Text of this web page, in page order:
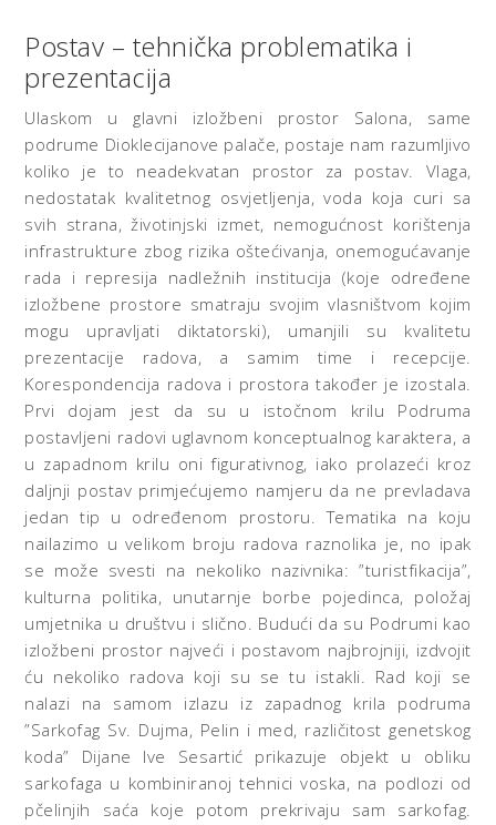
Postav – tehnička problematika i
prezentacija
Ulaskom u glavni izložbeni prostor Salona, same
podrume Dioklecijanove palače, postaje nam razumljivo
koliko je to neadekvatan prostor za postav. Vlaga,
nedostatak kvalitetnog osvjetljenja, voda koja curi sa
svih strana, životinjski izmet, nemogućnost korištenja
infrastrukture zbog rizika oštećivanja, onemogućavanje
rada i represija nadležnih institucija (koje određene
izložbene prostore smatraju svojim vlasništvom kojim
mogu upravljati diktatorski), umanjili su kvalitetu
prezentacije radova, a samim time i recepcije.
Korespondencija radova i prostora također je izostala.
Prvi dojam jest da su u istočnom krilu Podruma
postavljeni radovi uglavnom konceptualnog karaktera, a
u zapadnom krilu oni figurativnog, iako prolazeći kroz
daljnji postav primjećujemo namjeru da ne prevladava
jedan tip u određenom prostoru. Tematika na koju
nailazimo u velikom broju radova raznolika je, no ipak
se može svesti na nekoliko nazivnika: ”turistfikacija”,
kulturna politika, unutarnje borbe pojedinca, položaj
umjetnika u društvu i slično. Budući da su Podrumi kao
izložbeni prostor najveći i postavom najbrojniji, izdvojit
ću nekoliko radova koji su se tu istakli. Rad koji se
nalazi na samom izlazu iz zapadnog krila podruma
”Sarkofag Sv. Dujma, Pelin i med, različitost genetskog
koda” Dijane Ive Sesartić prikazuje objekt u obliku
sarkofaga u kombiniranoj tehnici voska, na podlozi od
pčelinjih saća koje potom prekrivaju sam sarkofag.